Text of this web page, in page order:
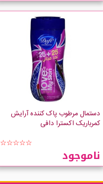
دستمال مرطوب پاک کننده آرایش
کمرباریک اکسترا دافی
☆☆☆☆☆
ناموجود